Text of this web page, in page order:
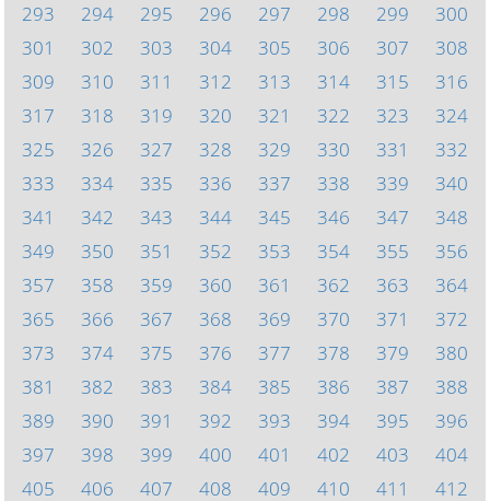
293
294 295 296 297 298 299
300
301
302 303 304 305 306 307
308
309
310 311 312 313 314 315
316
317
318 319 320 321 322 323
324
325
326 327 328 329 330 331
332
333
334 335 336 337 338 339
340
341
342 343 344 345 346 347
348
349
350 351 352 353 354 355
356
357
358 359 360 361 362 363
364
365
366 367 368 369 370 371
372
373
374 375 376 377 378 379
380
381
382 383 384 385 386 387
388
389
390 391 392 393 394 395
396
397
398 399 400 401 402 403
404
405
406 407 408 409 410 411 412